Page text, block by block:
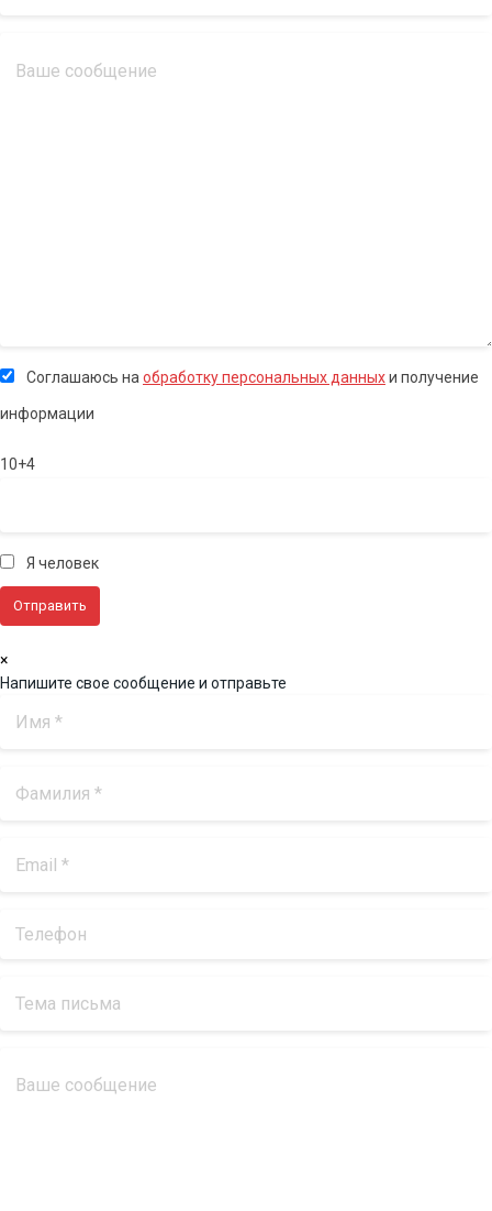
Соглашаюсь на обработку персональных данныхи получение
информации
10+4
Я человек
×
Напишите свое сообщение и отправьте